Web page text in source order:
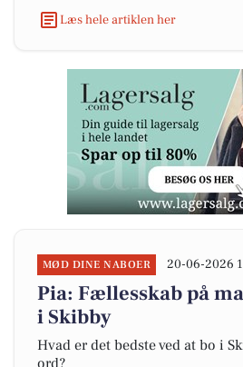
Læs hele artiklen her
MØD DINE NABOER 20-06-2026
Pia: Fællesskab på
i Skibby
Hvad er det bedste ved at bo i
ord?